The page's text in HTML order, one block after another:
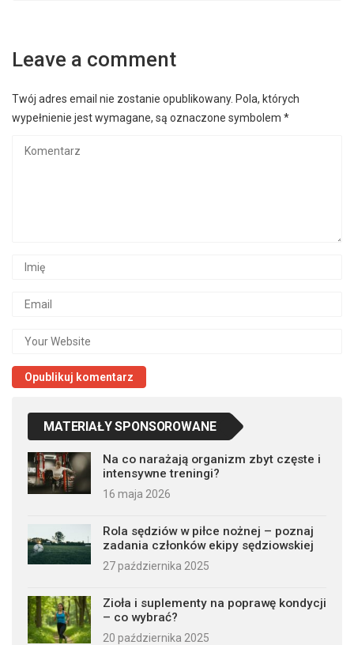
Leave a comment
Twój adres email nie zostanie opublikowany. Pola, których
wypełnienie jest wymagane, są oznaczone symbolem *
MATERIAŁY SPONSOROWANE
Na co narażają organizm zbyt częste i
intensywne treningi?
16 maja 2026
Rola sędziów w piłce nożnej – poznaj
zadania członków ekipy sędziowskiej
27 października 2025
Zioła i suplementy na poprawę kondycji
– co wybrać?
20 października 2025